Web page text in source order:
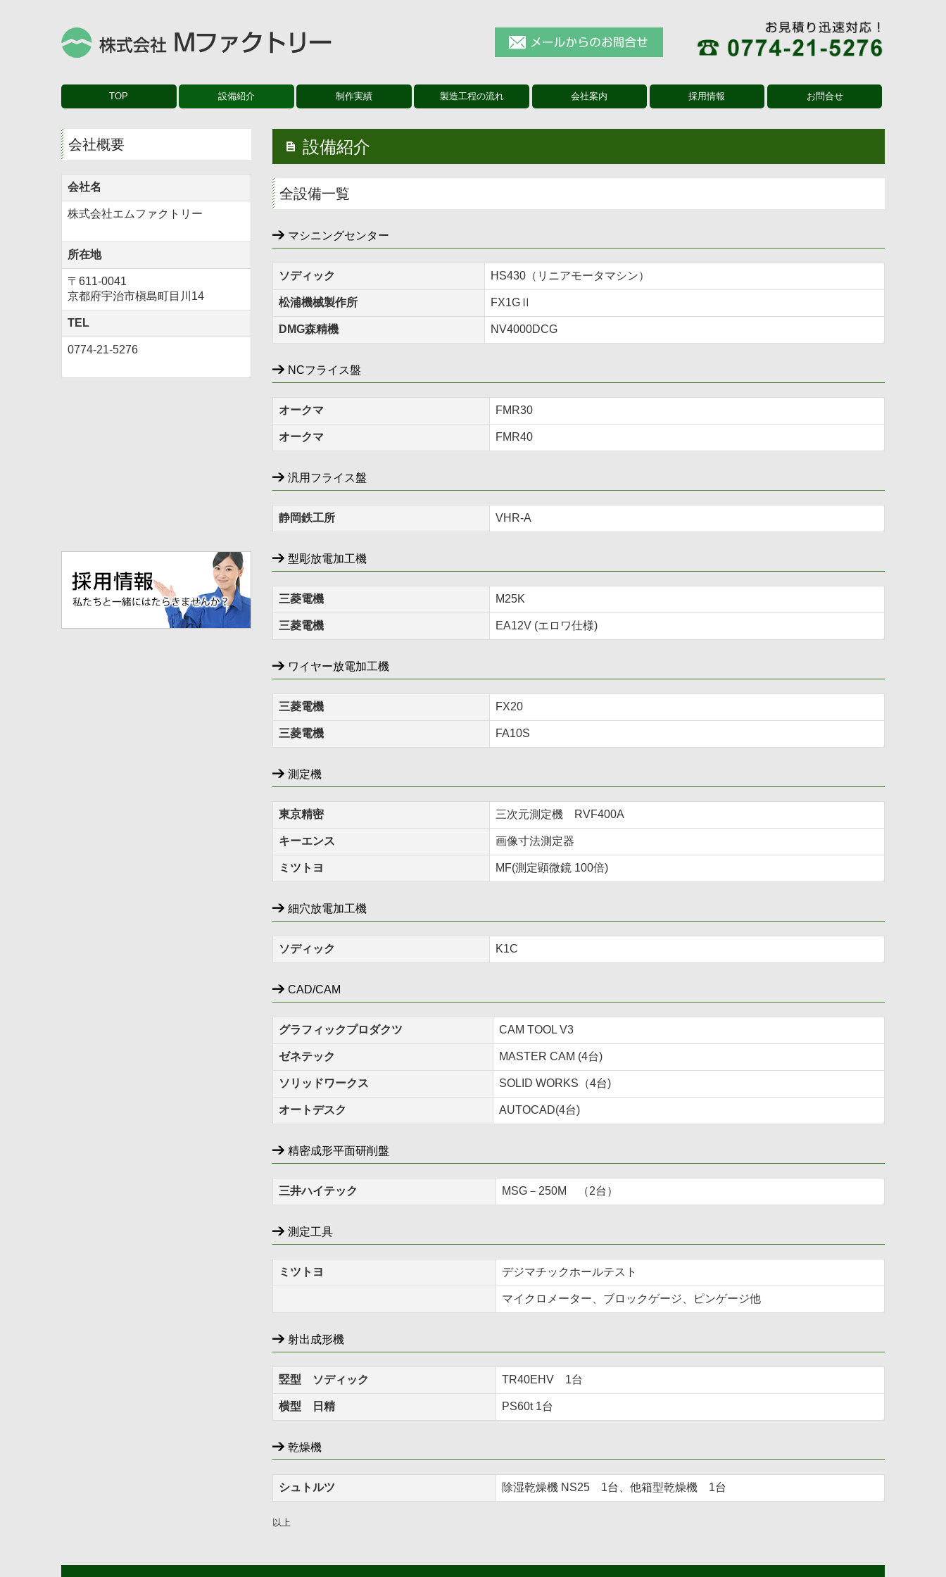
TOP 設備紹介 制作実績 製造工程の流れ 会社案内 採用情報 お問合せ
会社概要
会社名
株式会社エムファクトリー
所在地
〒611-0041
京都府宇治市槇島町目川14
TEL
0774-21-5276
設備紹介
全設備一覧
マシニングセンター
ソディック HS430（リニアモータマシン）
松浦機械製作所 FX1GⅡ
DMG森精機 NV4000DCG
NCフライス盤
オークマ FMR30
オークマ FMR40
汎用フライス盤
静岡鉄工所 VHR-A
型彫放電加工機
三菱電機 M25K
三菱電機 EA12V (エロワ仕様)
ワイヤー放電加工機
三菱電機 FX20
三菱電機 FA10S
測定機
東京精密 三次元測定機 RVF400A
キーエンス 画像寸法測定器
ミツトヨ MF(測定顕微鏡 100倍)
細穴放電加工機
ソディック K1C
CAD/CAM
グラフィックプロダクツ CAM TOOL V3
ゼネテック MASTER CAM (4台)
ソリッドワークス SOLID WORKS（4台)
オートデスク AUTOCAD(4台)
精密成形平面研削盤
三井ハイテック MSG－250M （2台）
測定工具
ミツトヨ デジマチックホールテスト
マイクロメーター、ブロックゲージ、ピンゲージ他
射出成形機
竪型 ソディック TR40EHV 1台
横型 日精 PS60t 1台
乾燥機
シュトルツ 除湿乾燥機 NS25 1台、他箱型乾燥機 1台
以上